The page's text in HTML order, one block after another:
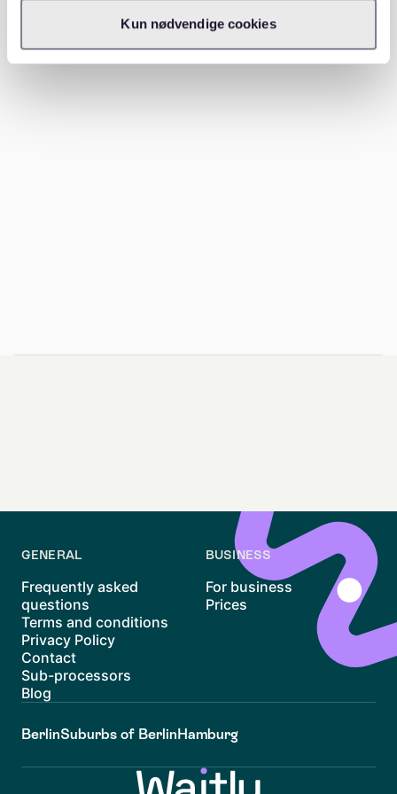
Kun nødvendige cookies
GENERAL
Frequently asked
questions
Terms and conditions
Privacy Policy
Contact
Sub-processors
Blog
BUSINESS
For business
Prices
BerlinSuburbs of BerlinHamburg